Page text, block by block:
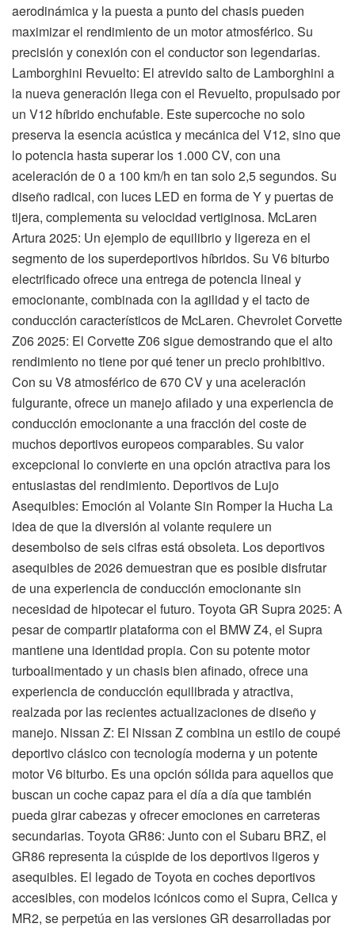
aerodinámica y la puesta a punto del chasis pueden
maximizar el rendimiento de un motor atmosférico. Su
precisión y conexión con el conductor son legendarias.
Lamborghini Revuelto: El atrevido salto de Lamborghini a
la nueva generación llega con el Revuelto, propulsado por
un V12 híbrido enchufable. Este supercoche no solo
preserva la esencia acústica y mecánica del V12, sino que
lo potencia hasta superar los 1.000 CV, con una
aceleración de 0 a 100 km/h en tan solo 2,5 segundos. Su
diseño radical, con luces LED en forma de Y y puertas de
tijera, complementa su velocidad vertiginosa. McLaren
Artura 2025: Un ejemplo de equilibrio y ligereza en el
segmento de los superdeportivos híbridos. Su V6 biturbo
electrificado ofrece una entrega de potencia lineal y
emocionante, combinada con la agilidad y el tacto de
conducción característicos de McLaren. Chevrolet Corvette
Z06 2025: El Corvette Z06 sigue demostrando que el alto
rendimiento no tiene por qué tener un precio prohibitivo.
Con su V8 atmosférico de 670 CV y una aceleración
fulgurante, ofrece un manejo afilado y una experiencia de
conducción emocionante a una fracción del coste de
muchos deportivos europeos comparables. Su valor
excepcional lo convierte en una opción atractiva para los
entusiastas del rendimiento. Deportivos de Lujo
Asequibles: Emoción al Volante Sin Romper la Hucha La
idea de que la diversión al volante requiere un
desembolso de seis cifras está obsoleta. Los deportivos
asequibles de 2026 demuestran que es posible disfrutar
de una experiencia de conducción emocionante sin
necesidad de hipotecar el futuro. Toyota GR Supra 2025: A
pesar de compartir plataforma con el BMW Z4, el Supra
mantiene una identidad propia. Con su potente motor
turboalimentado y un chasis bien afinado, ofrece una
experiencia de conducción equilibrada y atractiva,
realzada por las recientes actualizaciones de diseño y
manejo. Nissan Z: El Nissan Z combina un estilo de coupé
deportivo clásico con tecnología moderna y un potente
motor V6 biturbo. Es una opción sólida para aquellos que
buscan un coche capaz para el día a día que también
pueda girar cabezas y ofrecer emociones en carreteras
secundarias. Toyota GR86: Junto con el Subaru BRZ, el
GR86 representa la cúspide de los deportivos ligeros y
asequibles. El legado de Toyota en coches deportivos
accesibles, con modelos icónicos como el Supra, Celica y
MR2, se perpetúa en las versiones GR desarrolladas por